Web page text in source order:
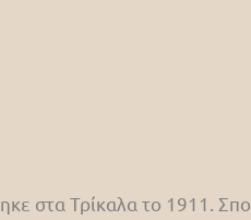
στα Τρίκαλα το 1911.